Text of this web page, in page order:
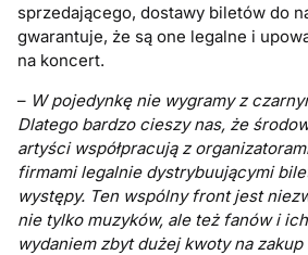
sprzedającego, dostawy biletów do
gwarantuje, że są one legalne i
na koncert.
– W pojedynkę nie wygramy z
Dlatego bardzo cieszy nas, że
artyści współpracują z
firmami legalnie dystrybuującymi
występy. Ten wspólny front jest
nie tylko muzyków, ale też fanów i
wydaniem zbyt dużej kwoty na